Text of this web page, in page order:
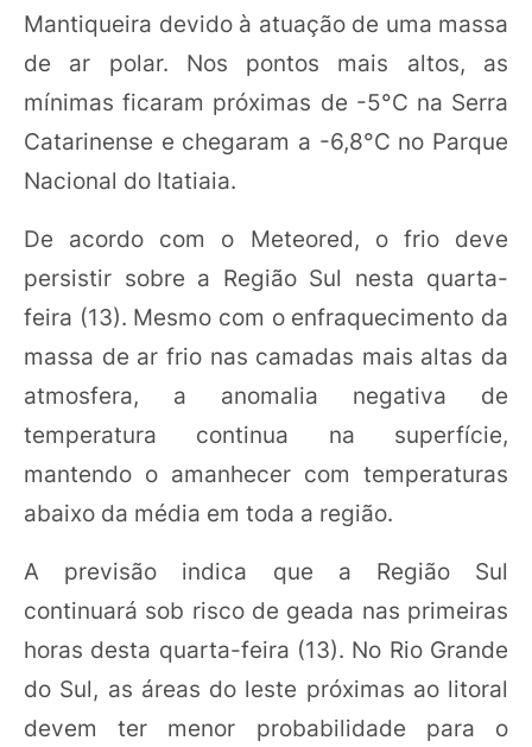
Mantiqueira devido à atuação de uma massa
de ar polar. Nos pontos mais altos, as
mínimas ficaram próximas de -5°C na Serra
Catarinense e chegaram a -6,8°C no Parque
Nacional do Itatiaia.
De acordo com o Meteored, o frio deve
persistir sobre a Região Sul nesta quarta-
feira (13). Mesmo com o enfraquecimento da
massa de ar frio nas camadas mais altas da
atmosfera, a anomalia negativa de
temperatura continua na superfície,
mantendo o amanhecer com temperaturas
abaixo da média em toda a região.
A previsão indica que a Região Sul
continuará sob risco de geada nas primeiras
horas desta quarta-feira (13). No Rio Grande
do Sul, as áreas do leste próximas ao litoral
devem ter menor probabilidade para o